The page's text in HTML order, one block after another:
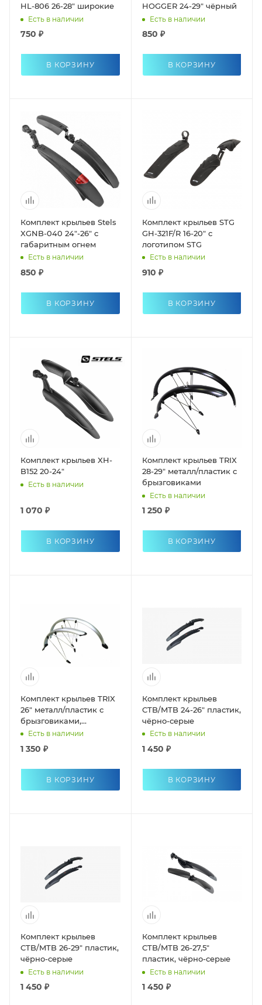
HL-806 26-28" широкие
Есть в наличии
750 ₽
В КОРЗИНУ
HOGGER 24-29" чёрный
Есть в наличии
850 ₽
В КОРЗИНУ
Комплект крыльев Stels
XGNB-040 24"-26" с
габаритным огнем
Есть в наличии
850 ₽
В КОРЗИНУ
Комплект крыльев STG
GH-321F/R 16-20" с
логотипом STG
Есть в наличии
910 ₽
В КОРЗИНУ
Комплект крыльев XH-
B152 20-24"
Есть в наличии
1 070 ₽
В КОРЗИНУ
Комплект крыльев TRIX
28-29" металл/пластик с
брызговиками
Есть в наличии
1 250 ₽
В КОРЗИНУ
Комплект крыльев TRIX
26" металл/пластик с
брызговиками,
серебристые
Есть в наличии
1 350 ₽
В КОРЗИНУ
Комплект крыльев
CTB/MTB 24-26" пластик,
чёрно-серые
Есть в наличии
1 450 ₽
В КОРЗИНУ
Комплект крыльев
CTB/MTB 26-29" пластик,
чёрно-серые
Есть в наличии
1 450 ₽
Комплект крыльев
CTB/MTB 26-27,5"
пластик, чёрно-серые
Есть в наличии
1 450 ₽